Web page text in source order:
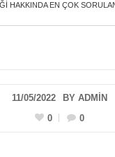
HAKKINDA EN ÇOK
11/05/2022 BY ADMIN
0
0